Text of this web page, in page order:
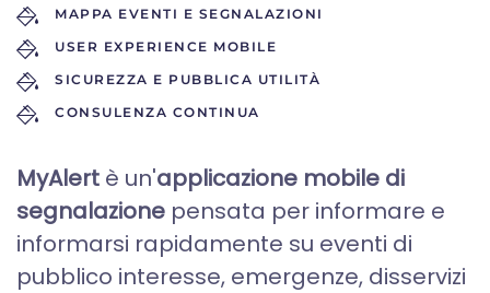
MAPPA EVENTI E SEGNALAZIONI
USER EXPERIENCE MOBILE
SICUREZZA E PUBBLICA UTILITÀ
CONSULENZA CONTINUA
MyAlert è un'applicazione mobile di
segnalazione pensata per informare e
informarsi rapidamente su eventi di
pubblico interesse, emergenze, disservizi